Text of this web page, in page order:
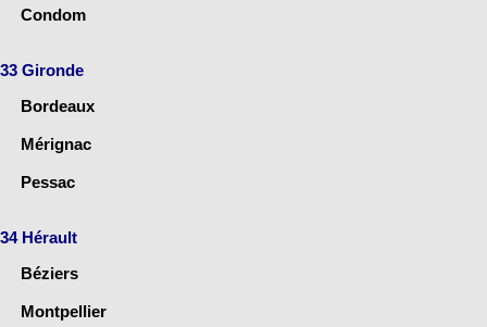
Condom
33 Gironde
Bordeaux
Mérignac
Pessac
34 Hérault
Béziers
Montpellier